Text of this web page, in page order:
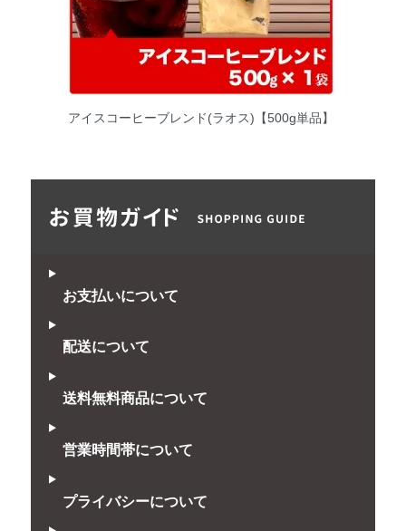
アイスコーヒーブレンド(ラオス)【500g単品】
お支払いについて
配送について
送料無料商品について
営業時間帯について
プライバシーについて